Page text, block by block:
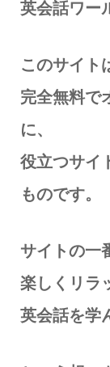
英会話ワー
このサイト
完全無料で
に、
役立つサイ
ものです。
サイトの一
楽しくリラ
英会話を学